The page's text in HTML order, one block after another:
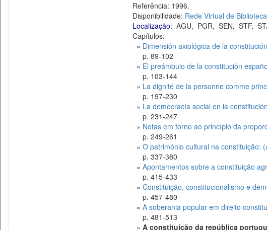
Referência: 1996.
Disponibilidade: Rede Virtual de
Localização: AGU, PGR, SEN, STF,
Capítulos:
» Dimensión axiológica de la
p. 89-102
» El preámbulo de la constitución
p. 103-144
» La dignité de la personne comme
p. 197-230
» La democracía social en la
p. 231-247
» Notas em torno ao princípio da
p. 249-261
» O património cultural na constituição:
p. 337-380
» Apontamentos sobre a constituição
p. 415-433
» Constituição, constitucionalismo e
p. 457-480
» A soberania popular em direito
p. 481-513
» A constituição da república